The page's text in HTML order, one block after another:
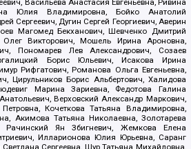
Васильева Анастасия Евгеньевна, Ривина
Юлия Владимировна, Бойко Анатолий
Сергеевич, Дугин Сергей Георгиевич, Аверин
Магомед Бекханович, Шевченко Дмитрий
Олег Викторович, Мошель Ирина Ароновна,
Пономарев Лев Александрович, Созаев
Борис Юльевич, Исакова Ирина
Рифгатович, Романова Ольга Евгеньевна,
Цирульников Борис Альбертович, Халидова
Марина Зариевна, Федотова Галина
Верховский Александр Маркович,
Кочеткова Татьяна Владимировна,
Акимова Татьяна Николаевна, Золотарева
Рачинский Ян Збигневич, Жемкова Елена
Илларионова Юлия Юрьевна, Саранг